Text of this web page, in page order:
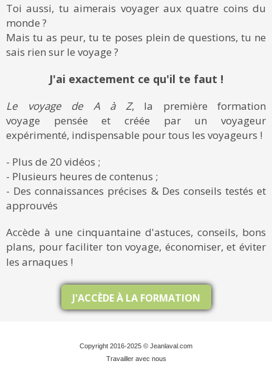
Toi aussi, tu aimerais voyager aux quatre coins du
monde ?
Mais tu as peur, tu te poses plein de questions, tu ne
sais rien sur le voyage ?
J'ai exactement ce qu'il te faut !
Le voyage de A à Z, la première formation
voyage pensée et créée par un voyageur
expérimenté, indispensable pour tous les voyageurs !
- Plus de 20 vidéos ;
- Plusieurs heures de contenus ;
- Des connaissances précises & Des conseils testés et
approuvés
Accède à une cinquantaine d'astuces, conseils, bons
plans, pour faciliter ton voyage, économiser, et éviter
les arnaques !
J'ACCÈDE À LA FORMATION
Copyright 2016-2025 © Jeanlaval.com
Travailler avec nous